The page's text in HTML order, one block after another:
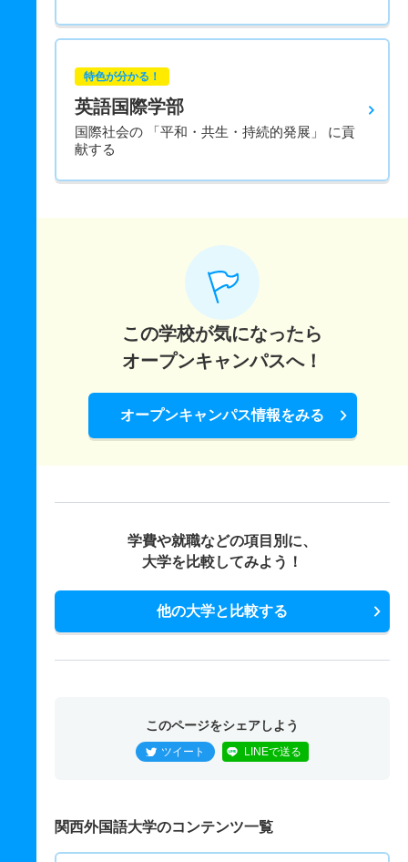
特色が分かる！
英語国際学部
国際社会の 「平和・共生・持続的発展」 に貢
献する
この学校が気になったら
オープンキャンパスへ！
オープンキャンパス情報をみる
学費や就職などの項目別に、
大学を比較してみよう！
他の大学と比較する
このページをシェアしよう
ツイート LINEで送る
関西外国語大学のコンテンツ一覧